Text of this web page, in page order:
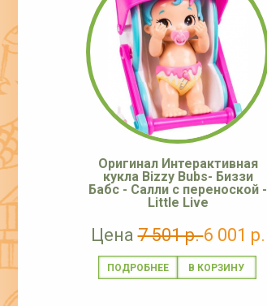
Оригинал Интерактивная
кукла Bizzy Bubs- Биззи
Бабс - Салли с переноской -
Little Live
Цена7 501 р.6 001 р.
ПОДРОБНЕЕ